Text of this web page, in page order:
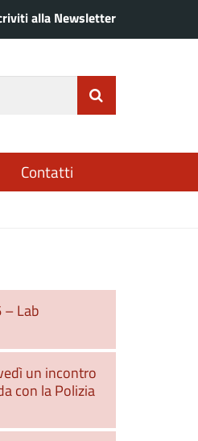
alla Newsletter
Contatti
– Lab
un incontro
con la Polizia